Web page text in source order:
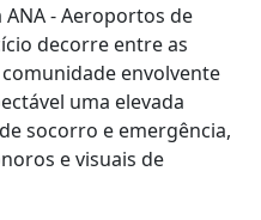
- Aeroportos de
decorre entre as
envolvente
uma elevada
socorro e emergência,
e visuais de